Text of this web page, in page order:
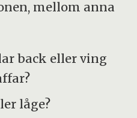
mellom anna
back eller ving
låge?